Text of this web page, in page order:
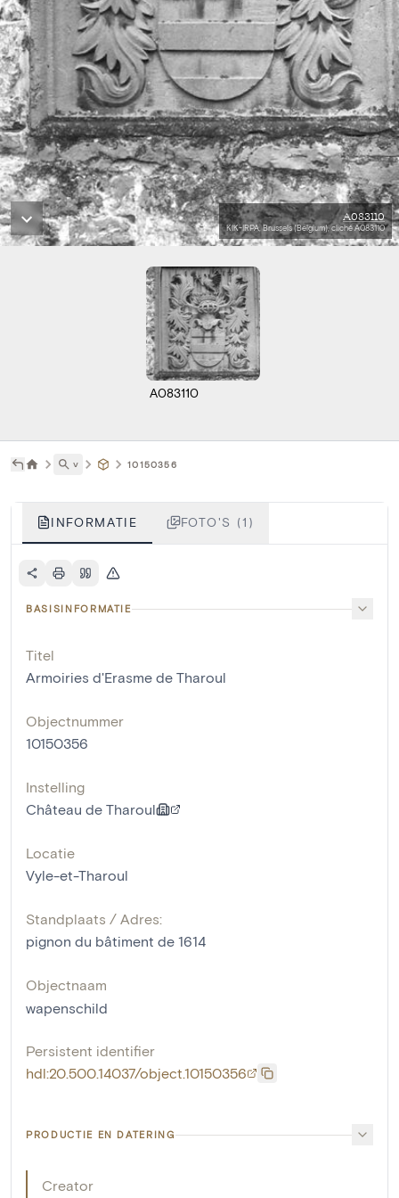
A083110
KIK-IRPA, Brussels (Belgium), cliché A083110
A083110
˅ 10150356
INFORMATIE FOTO'S (1)
BASISINFORMATIE
Titel
Armoiries d'Erasme de Tharoul
Objectnummer
10150356
Instelling
Château de Tharoul
Locatie
Vyle-et-Tharoul
Standplaats / Adres:
pignon du bâtiment de 1614
Objectnaam
wapenschild
Persistent identifier
hdl:20.500.14037/object.10150356
PRODUCTIE EN DATERING
Creator